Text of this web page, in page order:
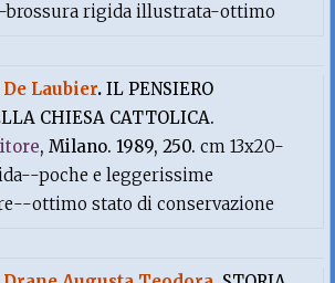
brossura rigida illustrata-ottimo
De Laubier.IL PENSIERO
CHIESA CATTOLICA.
, Milano. 1989, 250.cm 13x20-
poche e leggerissime
ottimo stato di conservazione